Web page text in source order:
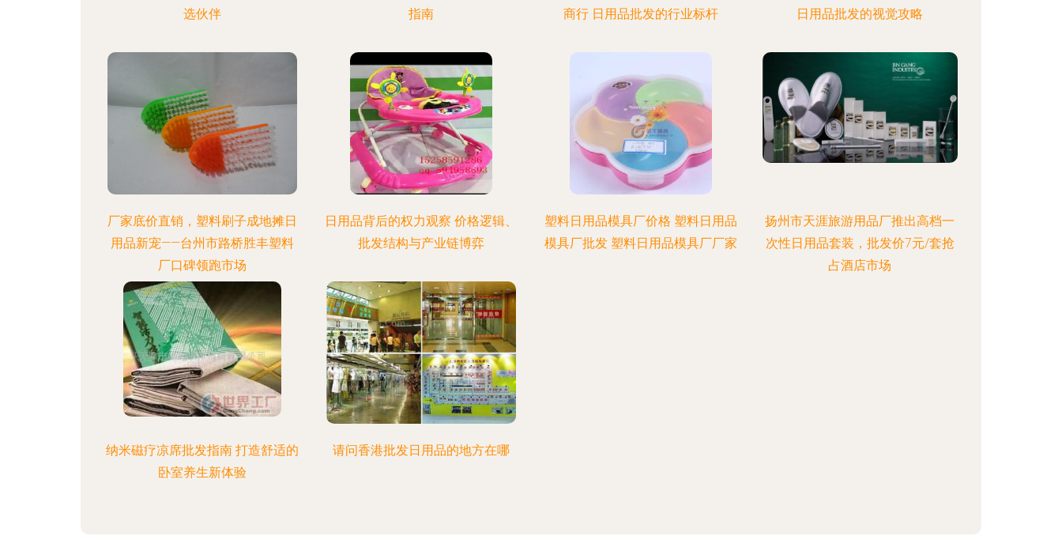
选伙伴
指南
商行 日用品批发的行业标杆
日用品批发的视觉攻略
厂家底价直销，塑料刷子成地摊日
用品新宠——台州市路桥胜丰塑料
厂口碑领跑市场
日用品背后的权力观察 价格逻辑、
批发结构与产业链博弈
塑料日用品模具厂价格 塑料日用品
模具厂批发 塑料日用品模具厂厂家
扬州市天涯旅游用品厂推出高档一
次性日用品套装，批发价7元/套抢
占酒店市场
纳米磁疗凉席批发指南 打造舒适的
卧室养生新体验
请问香港批发日用品的地方在哪